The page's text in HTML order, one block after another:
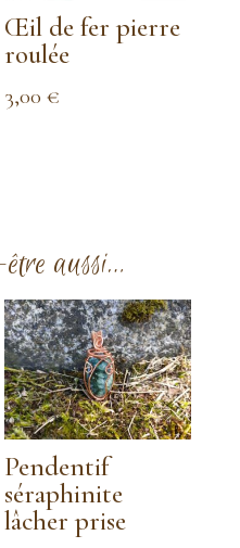
Œil de fer pierre
roulée
3,00€
aussi…
Pendentif
séraphinite
lâcher prise